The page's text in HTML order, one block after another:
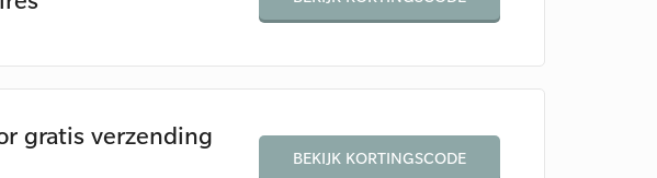
gratis verzending
BEKIJK KORTINGSCODE